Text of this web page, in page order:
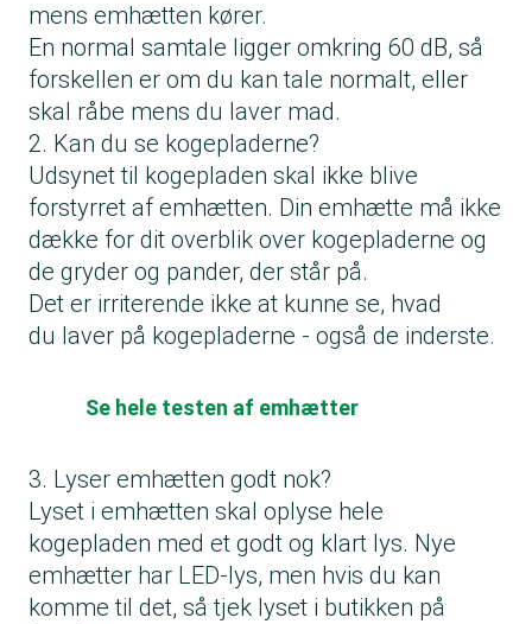
mens emhætten kører.
En normal samtale ligger omkring 60 dB, så
forskellen er om du kan tale normalt, eller
skal råbe mens du laver mad.
2. Kan du se kogepladerne?
Udsynet til kogepladen skal ikke blive
forstyrret af emhætten. Din emhætte må ikke
dække for dit overblik over kogepladerne og
de gryder og pander, der står på.
Det er irriterende ikke at kunne se, hvad
du laver på kogepladerne - også de inderste.
Se hele testen af emhætter
3. Lyser emhætten godt nok?
Lyset i emhætten skal oplyse hele
kogepladen med et godt og klart lys. Nye
emhætter har LED-lys, men hvis du kan
komme til det, så tjek lyset i butikken på